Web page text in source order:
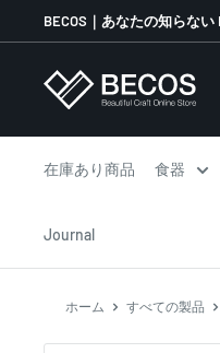
ン
プ
BECOS｜あなたの知らない
伝
工
芸
な
在庫あり商品 食器
Journal
ホーム すべての製品